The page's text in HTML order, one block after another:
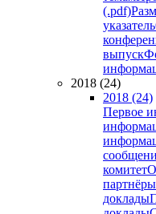
(.pdf)
указатель
выпуск
2018 (24)
2018 (24)
Первое
комитет
партнёры
доклады